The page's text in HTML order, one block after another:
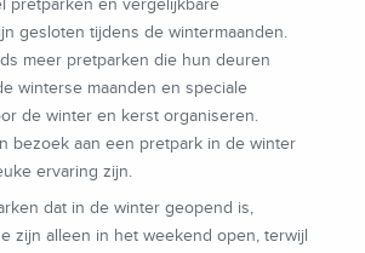
pretparken en vergelijkbare
gesloten tijdens de wintermaanden.
meer pretparken die hun deuren
winterse maanden en speciale
de winter en kerst organiseren.
bezoek aan een pretpark in de winter
ervaring zijn.
dat in de winter geopend is,
zijn alleen in het weekend open, terwijl